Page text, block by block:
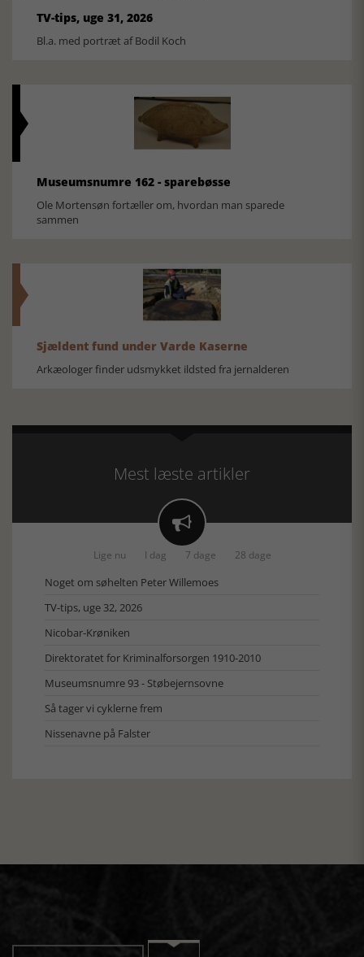
TV-tips, uge 31, 2026
Bl.a. med portræt af Bodil Koch
Museumsnumre 162 - sparebøsse
Ole Mortensøn fortæller om, hvordan man sparede
sammen
Sjældent fund under Varde Kaserne
Arkæologer finder udsmykket ildsted fra jernalderen
Mest læste artikler

Lige nu I dag 7 dage 28 dage
Noget om søhelten Peter Willemoes
TV-tips, uge 32, 2026
Nicobar-Krøniken
Direktoratet for Kriminalforsorgen 1910-2010
Museumsnumre 93 - Støbejernsovne
Så tager vi cyklerne frem
Nissenavne på Falster